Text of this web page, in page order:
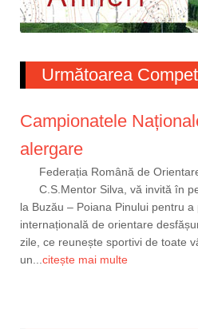
Următoarea
Campionatele
alergare
Federația Română de
C.S.Mentor Silva, vă invită în
la Buzău – Poiana Pinului pentru
internațională de orientare
zile, ce reunește sportivi de toate
un...citește mai multe